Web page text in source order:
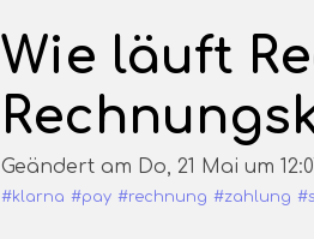
Wie läuft
Geändert am Do, 21 Mai um
#klarna #pay #rechnung #zahlung